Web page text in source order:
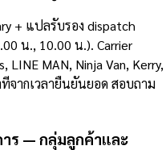
+ แปลรับรอง dispatch
น., 10.00 น.). Carrier
LINE MAN, Ninja Van, Kerry,
จากเวลายืนยันยอด สอบถาม
ร — กลุ่มลูกค้าและ